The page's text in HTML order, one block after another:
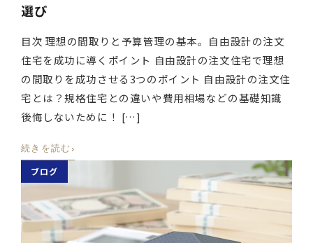
選び
目次 理想の間取りと予算管理の基本。自由設計の注文
住宅を成功に導くポイント 自由設計の注文住宅で理想
の間取りを成功させる3つのポイント 自由設計の注文住
宅とは？規格住宅との違いや費用相場などの基礎知識
後悔しないために！ […]
続きを読む ›
ブログ